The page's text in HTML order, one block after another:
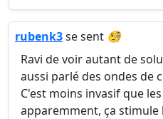
rubenk3se sent 🧐
Ravi de voir autant de
aussi parlé des ondes de
C'est moins invasif que
apparemment, ça